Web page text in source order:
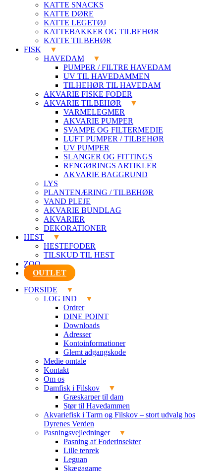
KATTE SNACKS
KATTE DØRE
KATTE LEGETØJ
KATTEBAKKER OG TILBEHØR
KATTE TILBEHØR
FISK
HAVEDAM
PUMPER / FILTRE HAVEDAM
UV TIL HAVEDAMMEN
TILHEHØR TIL HAVEDAM
AKVARIE FISKE FODER
AKVARIE TILBEHØR
VARMELEGMER
AKVARIE PUMPER
SVAMPE OG FILTERMEDIE
LUFT PUMPER / TILBEHØR
UV PUMPER
SLANGER OG FITTINGS
RENGØRINGS ARTIKLER
AKVARIE BAGGRUND
LYS
PLANTENÆRING / TILBEHØR
VAND PLEJE
AKVARIE BUNDLAG
AKVARIER
DEKORATIONER
HEST
HESTEFODER
TILSKUD TIL HEST
ZOO
OUTLET
FORSIDE
LOG IND
Ordrer
DINE POINT
Downloads
Adresser
Kontoinformationer
Glemt adgangskode
Medie omtale
Kontakt
Om os
Damfisk i Filskov
Græskarper til dam
Stør til Havedammen
Akvariefisk i Tarm og Filskov – stort udvalg hos
Dyrenes Verden
Pasningsvejledninger
Pasning af Foderinsekter
Lille tenrek
Leguan
Skægagame